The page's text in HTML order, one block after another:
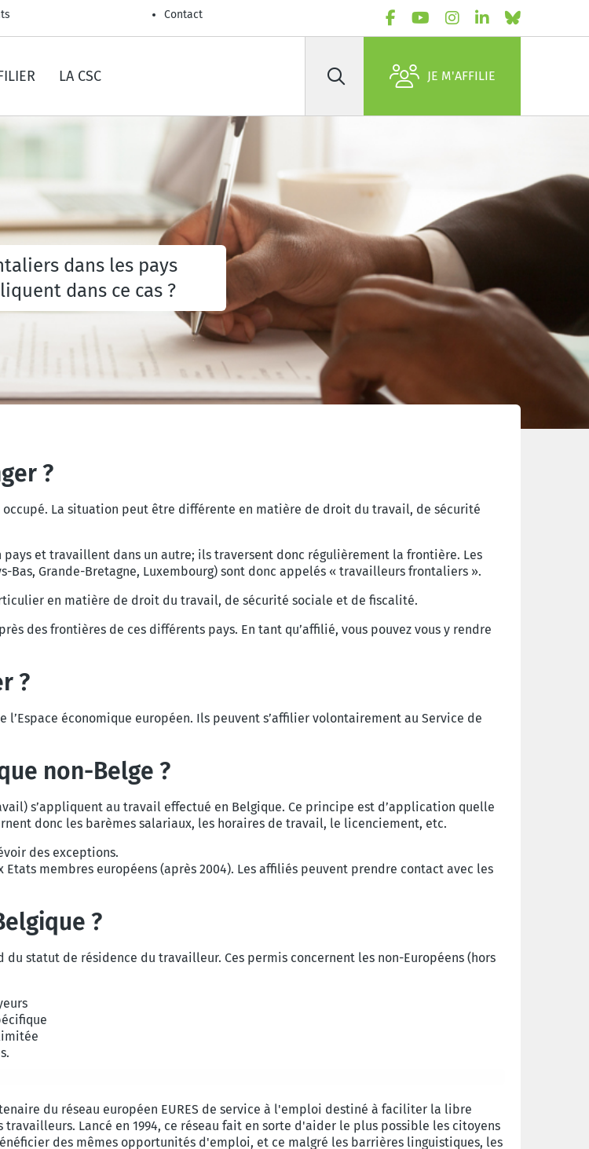
Contact
LA CSC Rechercher JE M'AFFILIE
dans les pays
dans ce cas ?
?
La situation peut être différente en matière de droit du travail, de sécurité
et travaillent dans un autre; ils traversent donc régulièrement la frontière. Les
Bas, Grande-Bretagne, Luxembourg) sont donc appelés « travailleurs frontaliers ».
en matière de droit du travail, de sécurité sociale et de fiscalité.
près des frontières de ces différents pays. En tant qu’affilié, vous pouvez vous y rendre
?
économique européen. Ils peuvent s’affilier volontairement au Service de
non-Belge ?
s’appliquent au travail effectué en Belgique. Ce principe est d’application quelle
donc les barèmes salariaux, les horaires de travail, le licenciement, etc.
des exceptions.
membres européens (après 2004). Les affiliés peuvent prendre contact avec les
?
statut de résidence du travailleur. Ces permis concernent les non-Européens (hors
du réseau européen EURES de service à l'emploi destiné à faciliter la libre
travailleurs. Lancé en 1994, ce réseau fait en sorte d'aider le plus possible les citoyens
des mêmes opportunités d'emploi, et ce malgré les barrières linguistiques, les